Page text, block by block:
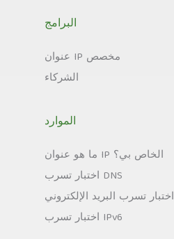
البرامج
عنوان IP مخصص
الشركاء
الموارد
ما هو عنوان IP الخاص بي؟
اختبار تسرب DNS
اختبار تسرب البريد الإلكتروني
اختبار تسرب IPv6